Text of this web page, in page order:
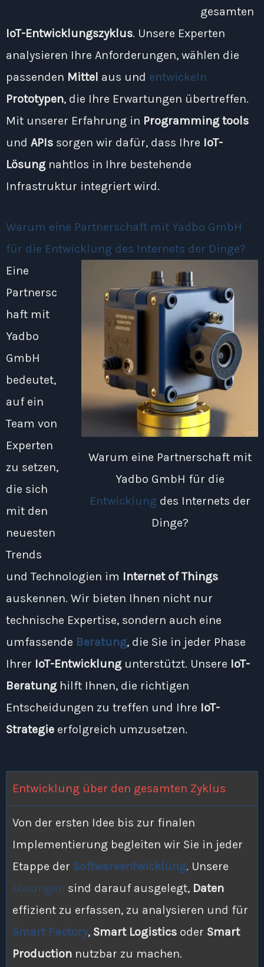
gesamten
IoT-Entwicklungszyklus. Unsere Experten
analysieren Ihre Anforderungen, wählen die
passenden Mittel aus und entwickeln
Prototypen, die Ihre Erwartungen übertreffen.
Mit unserer Erfahrung in Programming tools
und APIs sorgen wir dafür, dass Ihre IoT-
Lösungnahtlos in Ihre bestehende
Infrastruktur integriert wird.
Warum eine Partnerschaft mit Yadbo GmbH
für die Entwicklung des Internets der Dinge?
Warum eine Partnerschaft mit
Yadbo GmbH für die
Entwicklung des Internets der
Dinge?
Eine
Partnersc
haft mit
Yadbo
GmbH
bedeutet,
auf ein
Team von
Experten
zu setzen,
die sich
mit den
neuesten
Trends
und Technologien im Internet of Things
auskennen. Wir bieten Ihnen nicht nur
technische Expertise, sondern auch eine
umfassende Beratung, die Sie in jeder Phase
Ihrer IoT-Entwicklungunterstützt. Unsere IoT-
Beratunghilft Ihnen, die richtigen
Entscheidungen zu treffen und Ihre IoT-
Strategie erfolgreich umzusetzen.
Entwicklung über den gesamten Zyklus
Von der ersten Idee bis zur finalen
Implementierung begleiten wir Sie in jeder
Etappe der Softwareentwicklung. Unsere
Lösungen sind darauf ausgelegt, Daten
effizient zu erfassen, zu analysieren und für
Smart Factory, Smart Logistics oder Smart
Production nutzbar zu machen.